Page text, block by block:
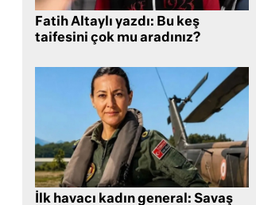
Fatih Altaylı yazdı: Bu keş
taifesini çok mu aradınız?
İlk havacı kadın general: Savaş